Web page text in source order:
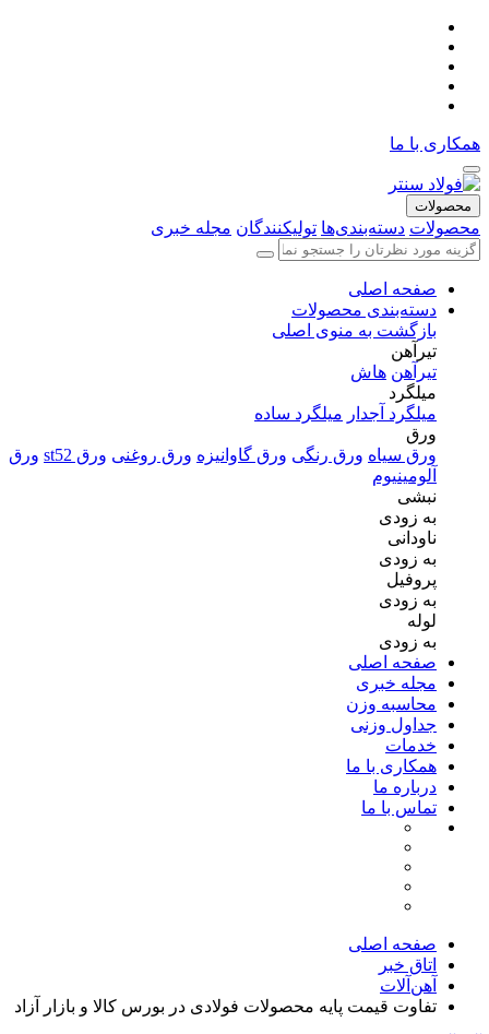
همکاری با ما
محصولات
محصولات دسته‌بندی‌ها تولیکنندگان مجله خبری
صفحه اصلی
دسته‌بندی محصولات
بازگشت به منوی اصلی
تیرآهن
تیرآهن هاش
میلگرد
میلگرد آجدار میلگرد ساده
ورق
ورق سیاه ورق رنگی ورق گاوانیزه ورق روغنی ورق st52
ورق
آلومینیوم
نبشی
به زودی
ناودانی
به زودی
پروفیل
به زودی
لوله
به زودی
صفحه اصلی
مجله خبری
محاسبه وزن
جداول وزنی
خدمات
همکاری با ما
درباره ما
تماس با ما
صفحه اصلی
اتاق خبر
آهن‌آلات
تفاوت قیمت پایه محصولات فولادی در بورس کالا و بازار آزاد